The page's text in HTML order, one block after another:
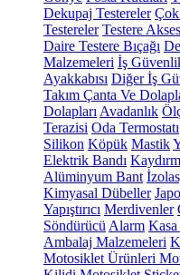
Dekupaj Testereler Çok
Testereler Testere
Daire Testere Bıçağı
Malzemeleri İş
Ayakkabısı Diğer İş
Takım Çanta Ve
Dolapları Avadanlık
Terazisi Oda Termostatı
Silikon Köpük Mastik
Elektrik Bandı
Alüminyum Bant
Kimyasal Dübeller
Yapıştırıcı Merdivenler
Söndürücü Alarm
Ambalaj Malzemeleri
Motosiklet Ürünleri